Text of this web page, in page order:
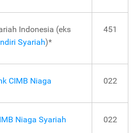
Indonesia (eks
Syariah)*
451
CIMB Niaga 022
Niaga Syariah 022